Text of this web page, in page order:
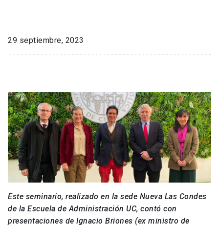
29 septiembre, 2023
Este seminario, realizado en la sede Nueva Las Condes
de la Escuela de Administración UC, contó con
presentaciones de Ignacio Briones (ex ministro de